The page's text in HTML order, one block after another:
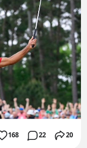
168 22 20